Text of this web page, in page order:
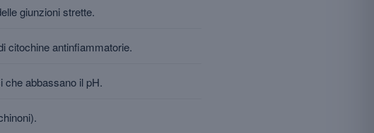
giunzioni strette.
citochine antinfiammatorie.
che abbassano il pH.